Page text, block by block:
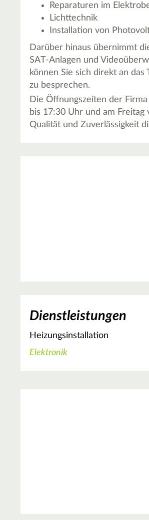
Reparaturen im
Lichttechnik
Installation von
Darüber hinaus übernimmt
SAT-Anlagen und
können Sie sich direkt an
zu besprechen.
Die Öffnungszeiten der
bis 17:30 Uhr und am
Qualität und Zuverlässigkeit
Dienstleistungen
Heizungsinstallation
Elektronik